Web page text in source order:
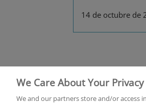
14 de octubre de
Home
We Care About Your Privacy
We and our partners store and/or access